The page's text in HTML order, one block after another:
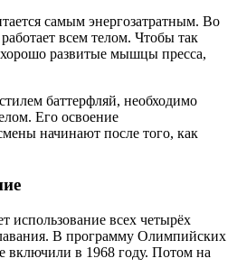
самым энергозатратным. Во
всем телом. Чтобы так
развитые мышцы пресса,
баттерфляй, необходимо
Его освоение
начинают после того, как
использование всех четырёх
В программу Олимпийских
включили в 1968 году. Потом на